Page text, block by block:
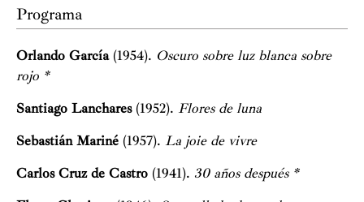
Programa
Orlando García (1954). Oscuro sobre luz blanca sobre
rojo *
Santiago Lanchares (1952). Flores de luna
Sebastián Mariné (1957). La joie de vivre
Carlos Cruz de Castro (1941). 30 años después *